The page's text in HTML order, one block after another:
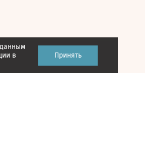
в
Принять